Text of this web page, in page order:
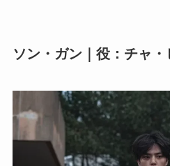
ソン・ガン｜役：チャ・